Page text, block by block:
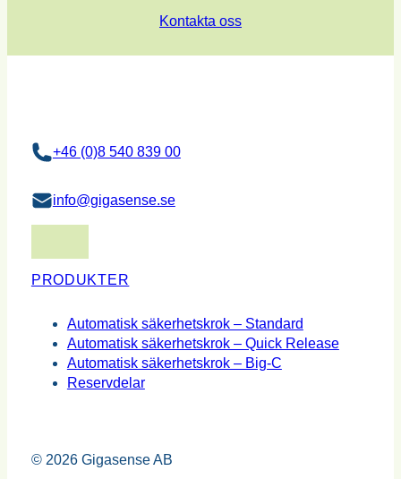
Kontakta oss
+46 (0)8 540 839 00
info@gigasense.se
PRODUKTER
Automatisk säkerhetskrok – Standard
Automatisk säkerhetskrok – Quick Release
Automatisk säkerhetskrok – Big-C
Reservdelar
© 2026 Gigasense AB